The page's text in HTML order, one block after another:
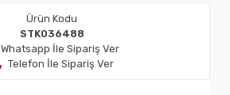
Ürün Kodu
STK036488
Whatsapp İle Sipariş Ver
Telefon İle Sipariş Ver